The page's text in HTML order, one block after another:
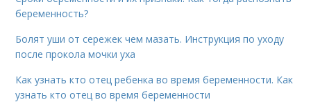
беременность?
Болят уши от сережек чем мазать. Инструкция по уходу
после прокола мочки уха
Как узнать кто отец ребенка во время беременности. Как
узнать кто отец во время беременности